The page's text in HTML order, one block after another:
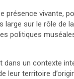
présence vivante,
sur le rôle de
politiques
dans un contexte
leur territoire